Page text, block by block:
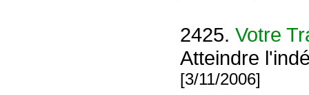
2425. Votre
Atteindre
[3/11/2006]